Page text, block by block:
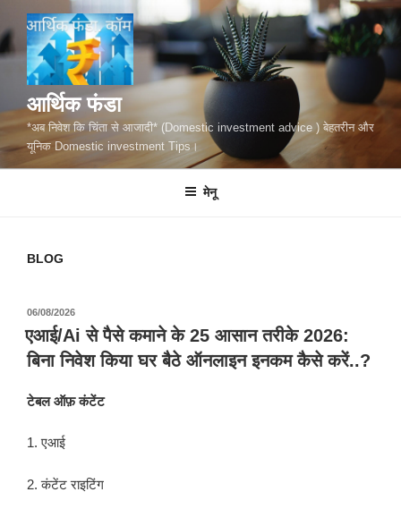
पर
जाएं
आर्थिक फंडा
*अब निवेश कि चिंता से आजादी* (Domestic investment advice ) बेहतरीन और
यूनिक Domestic investment Tips।
मेनू
BLOG
06/08/2026पर
प्रकाशित
किया
गया
एआई/Ai से पैसे कमाने के 25 आसान तरीके 2026:
बिना निवेश किया घर बैठे ऑनलाइन इनकम कैसे करें..?
टेबल ऑफ़ कंटेंट
1. एआई
2. कंटेंट राइटिंग